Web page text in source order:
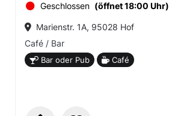
Geschlossen (öffnet 18:00 Uhr)
Marienstr. 1A, 95028 Hof
Café / Bar
Bar oder Pub Café